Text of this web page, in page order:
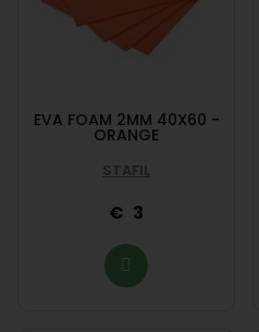
EVA FOAM 2MM 40X60 -
ORANGE
STAFIL
3